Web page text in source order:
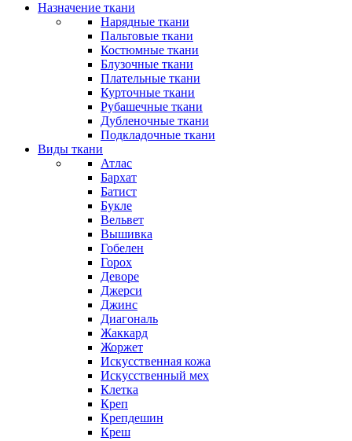
Назначение ткани
Нарядные ткани
Пальтовые ткани
Костюмные ткани
Блузочные ткани
Плательные ткани
Курточные ткани
Рубашечные ткани
Дубленочные ткани
Подкладочные ткани
Виды ткани
Атлас
Бархат
Батист
Букле
Вельвет
Вышивка
Гобелен
Горох
Деворе
Джерси
Джинс
Диагональ
Жаккард
Жоржет
Искусственная кожа
Искусственный мех
Клетка
Креп
Крепдешин
Креш